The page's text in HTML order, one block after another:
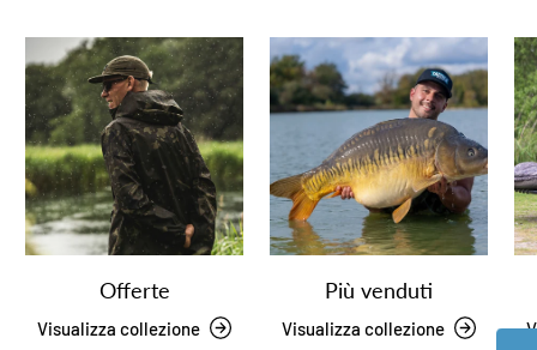
Offerte
Visualizza collezione
Più venduti
Visualizza collezione